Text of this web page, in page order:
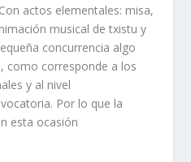
actos elementales: misa,
musical de txistu y
concurrencia algo
como corresponde a los
y al nivel
Por lo que la
esta ocasión